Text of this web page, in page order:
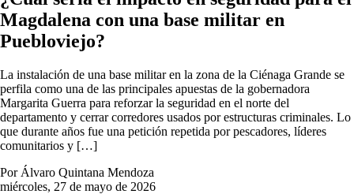
Magdalena con una base militar en
Puebloviejo?
La instalación de una base militar en la zona de la Ciénaga Grande se
perfila como una de las principales apuestas de la gobernadora
Margarita Guerra para reforzar la seguridad en el norte del
departamento y cerrar corredores usados por estructuras criminales. Lo
que durante años fue una petición repetida por pescadores, líderes
comunitarios y […]
Por Álvaro Quintana Mendoza
miércoles, 27 de mayo de 2026